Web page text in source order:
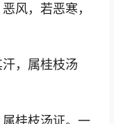
风，若恶寒，
，属桂枝汤
桂枝汤证。一